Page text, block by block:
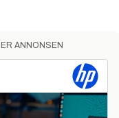
ANNONSEN